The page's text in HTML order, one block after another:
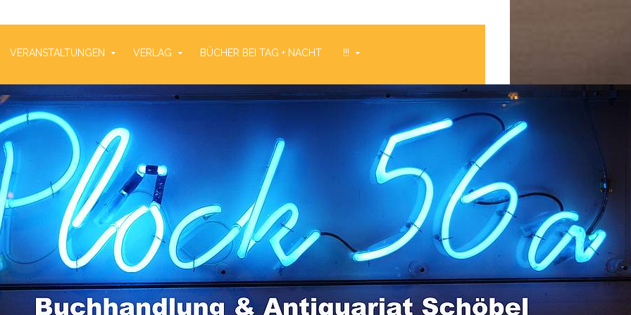
VERANSTALTUNGEN VERLAG BÜCHER BEI TAG + NACHT !!!